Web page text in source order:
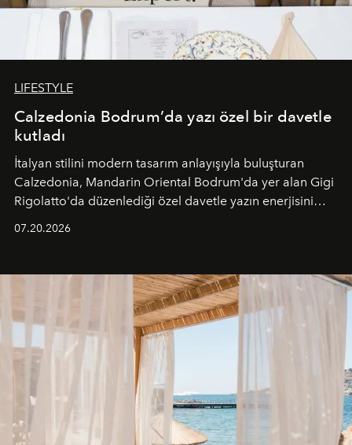
LIFESTYLE
Calzedonia Bodrum’da yazı özel bir davetle
kutladı
İtalyan stilini modern tasarım anlayışıyla buluşturan
Calzedonia, Mandarin Oriental Bodrum'da yer alan Gigi
Rigolatto'da düzenlediği özel davetle yazın enerjisini
07.20.2026